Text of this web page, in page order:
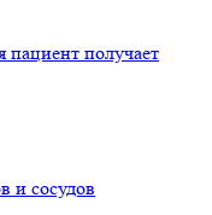
пациент получает
и сосудов